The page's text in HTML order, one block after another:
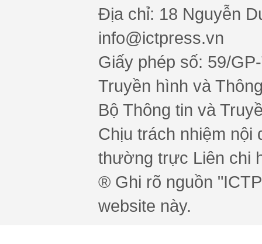
Địa chỉ: 18 Nguyễn
info@ictpress.vn
Giấy phép số: 59/
Truyền hình và
Bộ Thông tin và
Chịu trách nhiệm nội
thường trực Liên chi
® Ghi rõ nguồn
website này.